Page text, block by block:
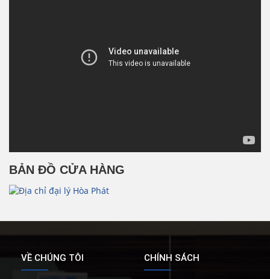
BẢN ĐỒ CỬA HÀNG
VỀ CHÚNG TÔI CHÍNH SÁCH